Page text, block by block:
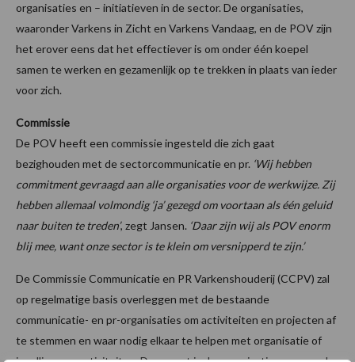
organisaties en – initiatieven in de sector. De organisaties,
waaronder Varkens in Zicht en Varkens Vandaag, en de POV zijn
het erover eens dat het effectiever is om onder één koepel
samen te werken en gezamenlijk op te trekken in plaats van ieder
voor zich.
Commissie
De POV heeft een commissie ingesteld die zich gaat
bezighouden met de sectorcommunicatie en pr. ‘Wij hebben
commitment gevraagd aan alle organisaties voor de werkwijze. Zij
hebben allemaal volmondig ‘ja’ gezegd om voortaan als één geluid
naar buiten te treden’, zegt Jansen. ‘Daar zijn wij als POV enorm
blij mee, want onze sector is te klein om versnipperd te zijn.’
De Commissie Communicatie en PR Varkenshouderij (CCPV) zal
op regelmatige basis overleggen met de bestaande
communicatie- en pr-organisaties om activiteiten en projecten af
te stemmen en waar nodig elkaar te helpen met organisatie of